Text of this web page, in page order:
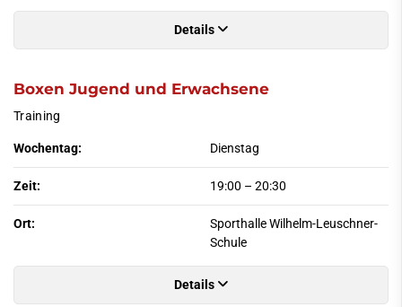
Details
Boxen Jugend und Erwachsene
Training
Wochentag: Dienstag
Zeit: 19:00 – 20:30
Ort:
Sporthalle Wilhelm-Leuschner-
Schule
Details